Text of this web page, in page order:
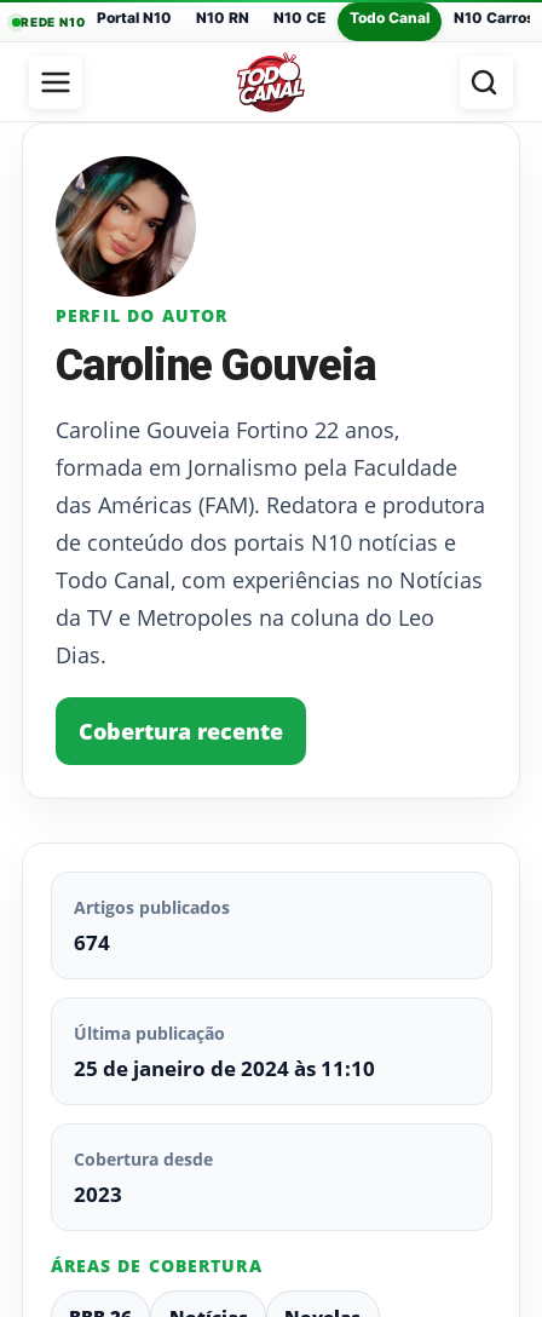
REDE N10 Portal N10 N10 RN N10 CE Todo Canal N10 Carros
PERFIL DO AUTOR
Caroline Gouveia
Caroline Gouveia Fortino 22 anos,
formada em Jornalismo pela Faculdade
das Américas (FAM). Redatora e produtora
de conteúdo dos portais N10 notícias e
Todo Canal, com experiências no Notícias
da TV e Metropoles na coluna do Leo
Dias.
Cobertura recente
Artigos publicados
674
Última publicação
25 de janeiro de 2024 às 11:10
Cobertura desde
2023
ÁREAS DE COBERTURA